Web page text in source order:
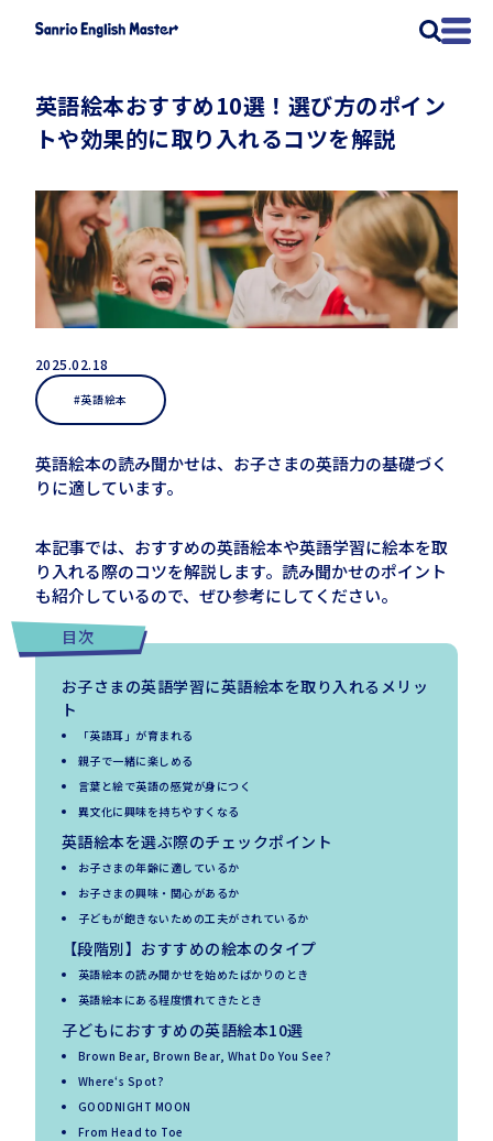
英語絵本おすすめ10選！選び方のポイン
トや効果的に取り入れるコツを解説
2025.02.18
#英語絵本
英語絵本の読み聞かせは、お子さまの英語力の基礎づく
りに適しています。
本記事では、おすすめの英語絵本や英語学習に絵本を取
り入れる際のコツを解説します。読み聞かせのポイント
も紹介しているので、ぜひ参考にしてください。
目次
お子さまの英語学習に英語絵本を取り入れるメリッ
ト
「英語耳」が育まれる
親子で一緒に楽しめる
言葉と絵で英語の感覚が身につく
異文化に興味を持ちやすくなる
英語絵本を選ぶ際のチェックポイント
お子さまの年齢に適しているか
お子さまの興味・関心があるか
子どもが飽きないための工夫がされているか
【段階別】おすすめの絵本のタイプ
英語絵本の読み聞かせを始めたばかりのとき
英語絵本にある程度慣れてきたとき
子どもにおすすめの英語絵本10選
Brown Bear, Brown Bear, What Do You See?
Where‘s Spot?
GOODNIGHT MOON
From Head to Toe